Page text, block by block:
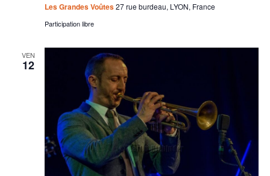
Les Grandes Voûtes27 rue burdeau, LYON, France
Participation libre
VEN
12